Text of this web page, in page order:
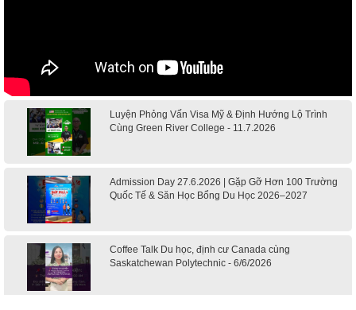
Luyện Phỏng Vấn Visa Mỹ & Định Hướng Lộ Trình
Cùng Green River College - 11.7.2026
Admission Day 27.6.2026 | Gặp Gỡ Hơn 100 Trường
Quốc Tế & Săn Học Bổng Du Học 2026–2027
Coffee Talk Du học, định cư Canada cùng
Saskatchewan Polytechnic - 6/6/2026